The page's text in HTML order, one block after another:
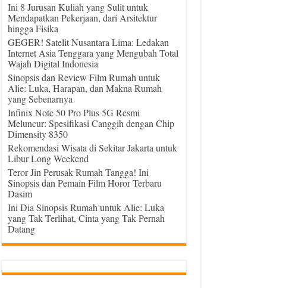
Ini 8 Jurusan Kuliah yang Sulit untuk
Mendapatkan Pekerjaan, dari Arsitektur
hingga Fisika
GEGER! Satelit Nusantara Lima: Ledakan
Internet Asia Tenggara yang Mengubah Total
Wajah Digital Indonesia
Sinopsis dan Review Film Rumah untuk
Alie: Luka, Harapan, dan Makna Rumah
yang Sebenarnya
Infinix Note 50 Pro Plus 5G Resmi
Meluncur: Spesifikasi Canggih dengan Chip
Dimensity 8350
Rekomendasi Wisata di Sekitar Jakarta untuk
Libur Long Weekend
Teror Jin Perusak Rumah Tangga! Ini
Sinopsis dan Pemain Film Horor Terbaru
Dasim
Ini Dia Sinopsis Rumah untuk Alie: Luka
yang Tak Terlihat, Cinta yang Tak Pernah
Datang